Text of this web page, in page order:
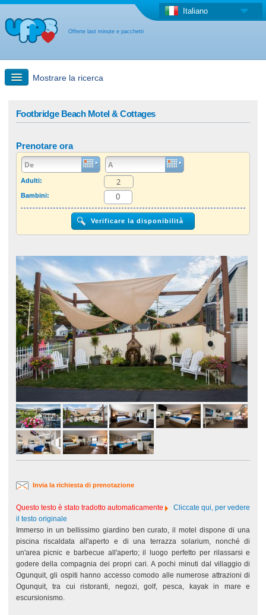
Offerte last minute e pacchetti
Italiano
Mostrare la ricerca
Offerta last minute + Offerta forfettaria
Altro paese
Footbridge Beach Motel & Cottages
Prenotare ora
Adulti:
Bambini:
Invia la richiesta di prenotazione
Questo testo è stato tradotto automaticamente
Cliccate qui, per vedere
il testo originale
Immerso in un bellissimo giardino ben curato, il motel dispone di una
piscina riscaldata all'aperto e di una terrazza solarium, nonché di
un'area picnic e barbecue all'aperto; il luogo perfetto per rilassarsi e
godere della compagnia dei propri cari. A pochi minuti dal villaggio di
Ogunquit, gli ospiti hanno accesso comodo alle numerose attrazioni di
Ogunquit, tra cui ristoranti, negozi, golf, pesca, kayak in mare e
escursionismo.